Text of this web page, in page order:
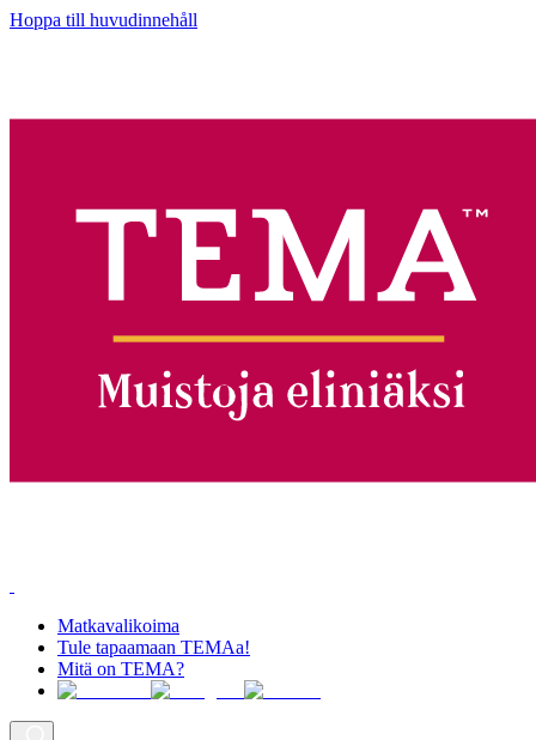
Hoppa till huvudinnehåll
Matkavalikoima
Tule tapaamaan TEMAa!
Mitä on TEMA?